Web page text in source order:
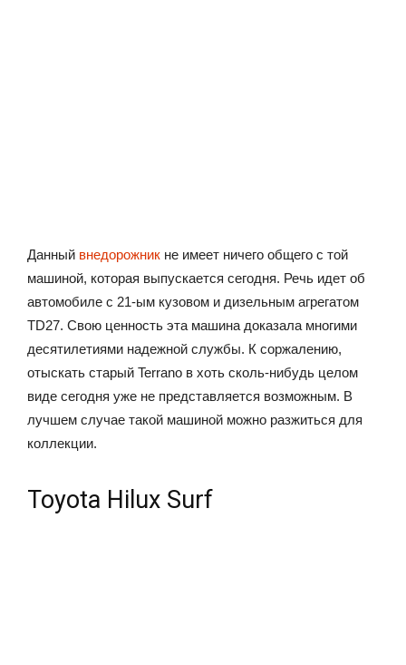
Данный внедорожник не имеет ничего общего с той
машиной, которая выпускается сегодня. Речь идет об
автомобиле с 21-ым кузовом и дизельным агрегатом
TD27. Свою ценность эта машина доказала многими
десятилетиями надежной службы. К соржалению,
отыскать старый Terrano в хоть сколь-нибудь целом
виде сегодня уже не представляется возможным. В
лучшем случае такой машиной можно разжиться для
коллекции.
Toyota Hilux Surf